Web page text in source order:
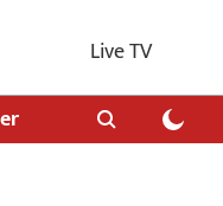
Live TV